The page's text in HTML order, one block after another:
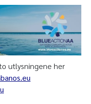
utlysningene her